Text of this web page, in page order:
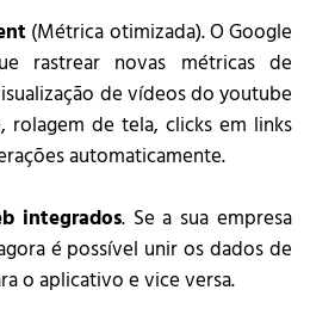
(Métrica otimizada). O Google
rastrear novas métricas de
de vídeos do youtube
rolagem de tela, clicks em links
automaticamente.
integrados. Se a sua empresa
é possível unir os dados de
o aplicativo e vice versa.